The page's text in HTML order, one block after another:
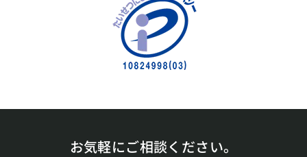
お気軽にご相談ください。